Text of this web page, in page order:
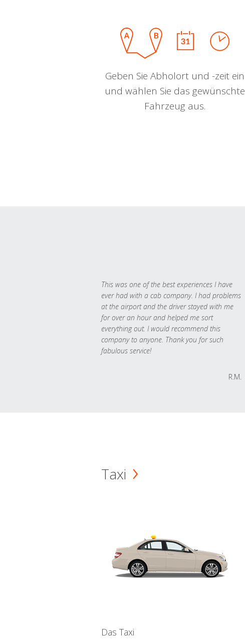
Geben Sie Abholort und -zeit ein
und wählen Sie das gewünschte
Fahrzeug aus.
This was one of the best experiences I have
ever had with a cab company. I had problems
at the airport and the driver stayed with me
for over an hour and helped me sort
everything out. I would recommend this
company to anyone. Thank you for such
fabulous service!
R.M.
Taxi
Das Taxi